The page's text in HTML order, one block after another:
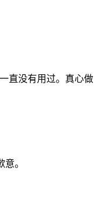
直没有用过。真心做
。